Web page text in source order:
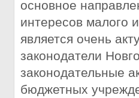
основное
интересов малого
является очень
законодатели
законодательные
бюджетных